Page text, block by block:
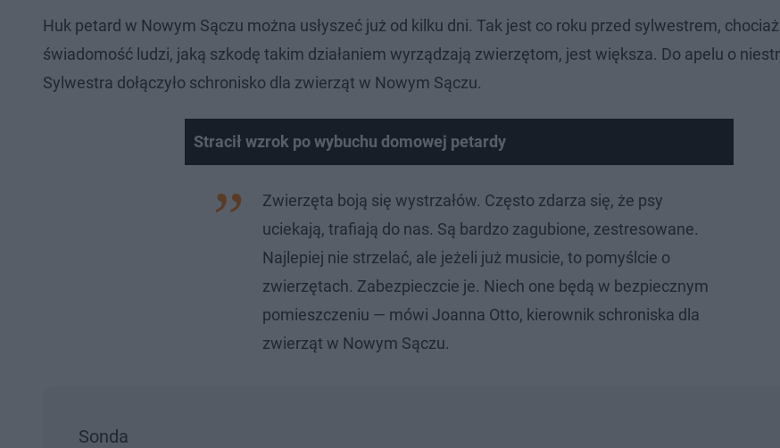
Huk petard w Nowym Sączu można usłyszeć już od kilku dni. Tak jest co roku przed sylwestrem,
świadomość ludzi, jaką szkodę takim działaniem wyrządzają zwierzętom, jest większa. Do apelu o
Sylwestra dołączyło schronisko dla zwierząt w Nowym Sączu.
Stracił wzrok po wybuchu domowej petardy
Zwierzęta boją się wystrzałów. Często zdarza się, że psy
uciekają, trafiają do nas. Są bardzo zagubione, zestresowane.
Najlepiej nie strzelać, ale jeżeli już musicie, to pomyślcie o
zwierzętach. Zabezpieczcie je. Niech one będą w bezpiecznym
pomieszczeniu — mówi Joanna Otto, kierownik schroniska dla
zwierząt w Nowym Sączu.
Sonda